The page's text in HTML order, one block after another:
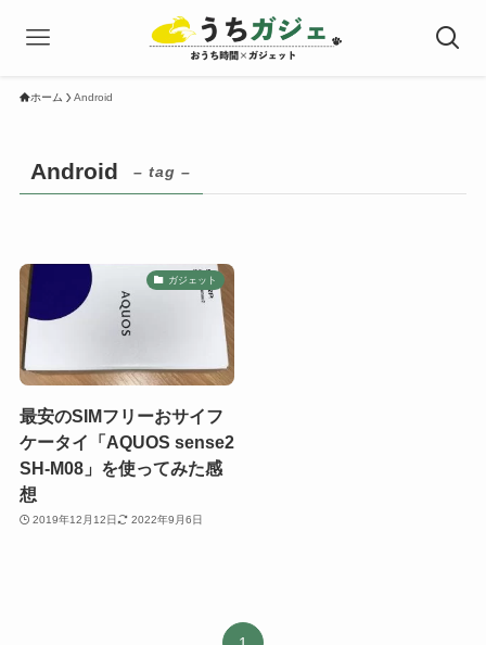
ホーム Android
Android – tag –
ガジェット
最安のSIMフリーおサイフ
ケータイ「AQUOS sense2
SH-M08」を使ってみた感
想
2019年12月12日 2022年9月6日